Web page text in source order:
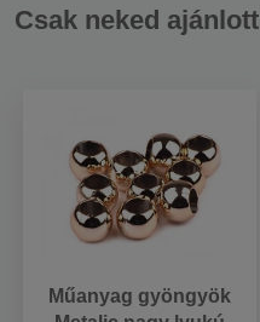
Csak neked ajánlott
Műanyag gyöngyök